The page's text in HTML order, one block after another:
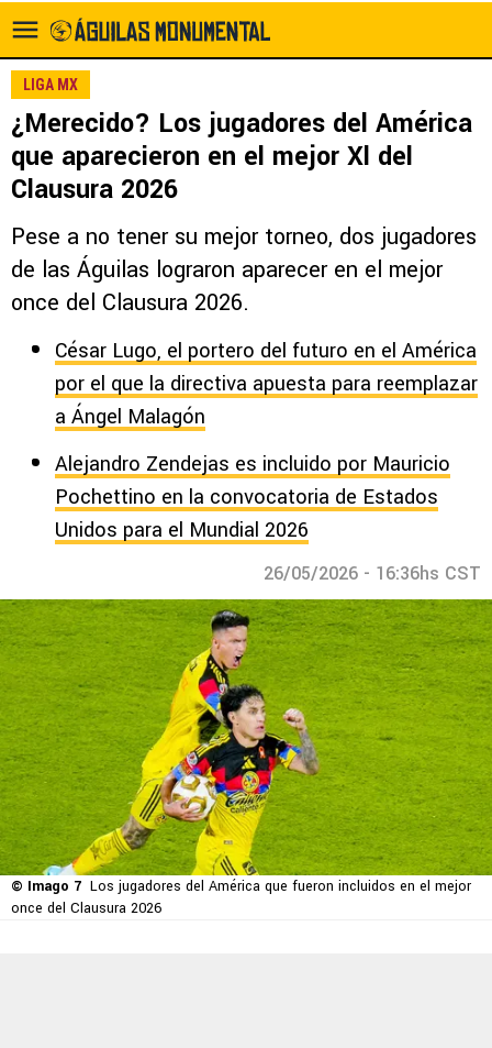
LIGA MX
¿Merecido? Los jugadores del América
que aparecieron en el mejor Xl del
Clausura 2026
Pese a no tener su mejor torneo, dos jugadores
de las Águilas lograron aparecer en el mejor
once del Clausura 2026.
César Lugo, el portero del futuro en el América
por el que la directiva apuesta para reemplazar
a Ángel Malagón
Alejandro Zendejas es incluido por Mauricio
Pochettino en la convocatoria de Estados
Unidos para el Mundial 2026
26/05/2026 - 16:36hs CST
© Imago 7 Los jugadores del América que fueron incluidos en el mejor
once del Clausura 2026